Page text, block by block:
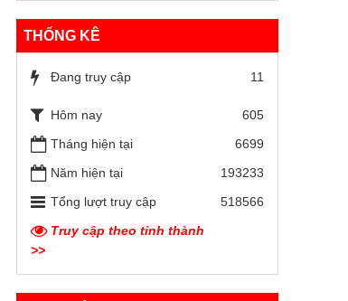
THỐNG KÊ
Đang truy cập 11
Hôm nay
605
Tháng hiện tại
6699
Năm hiện tại
193233
Tổng lượt truy cập
518566
Truy cập theo tỉnh thành
>>